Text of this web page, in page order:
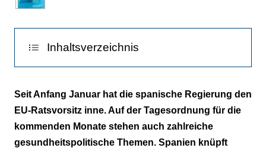
Inhaltsverzeichnis
Magere Bilanz
E-Health
Seit Anfang Januar hat die spanische Regierung den
EU-Ratsvorsitz inne. Auf der Tagesordnung für die
kommenden Monate stehen auch zahlreiche
gesundheitspolitische Themen. Spanien knüpft